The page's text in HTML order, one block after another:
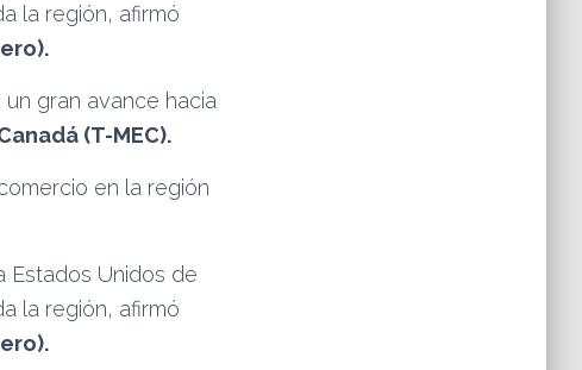
la región, afirmó
gran avance hacia
(T-MEC).
en la región
Estados Unidos de
la región, afirmó